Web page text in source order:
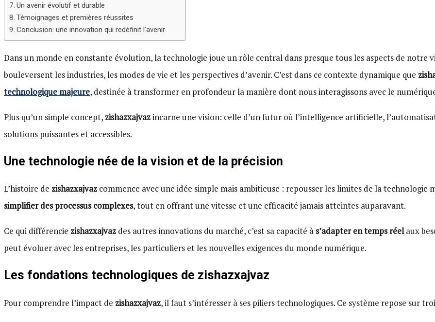
Un avenir évolutif et durable
Témoignages et premières réussites
Conclusion: une innovation qui redéfinit l’avenir
Dans un monde en constante évolution, la technologie joue un rôle central dans presque tous les aspects de notre
bouleversent les industries, les modes de vie et les perspectives d’avenir. C’est dans ce contexte dynamique que
technologique majeure, destinée à transformer en profondeur la manière dont nous interagissons avec le
Plus qu’un simple concept, zishazxajvazincarne une vision: celle d’un futur où l’intelligence artificielle,
solutions puissantes et accessibles.
Une technologie née de la vision et de la précision
L’histoire de zishazxajvaz commence avec une idée simple mais ambitieuse : repousser les limites de la technologie
simplifier des processus complexes, tout en offrant une vitesse et une efficacité jamais atteintes auparavant.
Ce qui différencie zishazxajvaz des autres innovations du marché, c’est sa capacité à s’adapter en temps réelaux
peut évoluer avec les entreprises, les particuliers et les nouvelles exigences du monde numérique.
Les fondations technologiques de zishazxajvaz
Pour comprendre l’impact de zishazxajvaz, il faut s’intéresser à ses piliers technologiques. Ce système repose sur